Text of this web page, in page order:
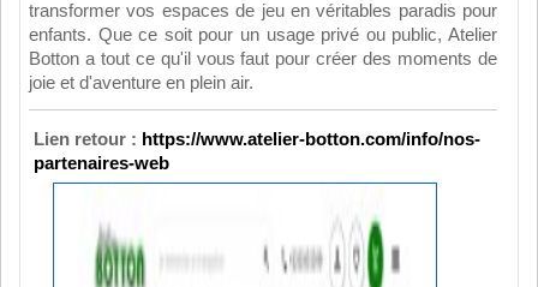
transformer vos espaces de jeu en véritables paradis pour
enfants. Que ce soit pour un usage privé ou public, Atelier
Botton a tout ce qu'il vous faut pour créer des moments de
joie et d'aventure en plein air.
Lien retour : https://www.atelier-botton.com/info/nos-
partenaires-web